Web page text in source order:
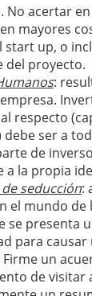
No acertar
mayores
start up, o
del proyecto.
:
respecto
ser a
de
a la propia
seducción:
el mundo de
se presenta
para
un
de visitar